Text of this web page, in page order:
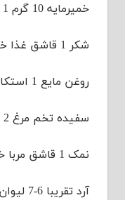
خمیرمایه 10 گرم 1 پاکت
شکر 1 قاشق غذا خوری
روغن مایع 1 استکان
سفیده تخم مرغ 2 عدد (زرده برای روی خمیر )
نمک 1 قاشق مربا خوری
آرد تقریبا 6-7 لیوان